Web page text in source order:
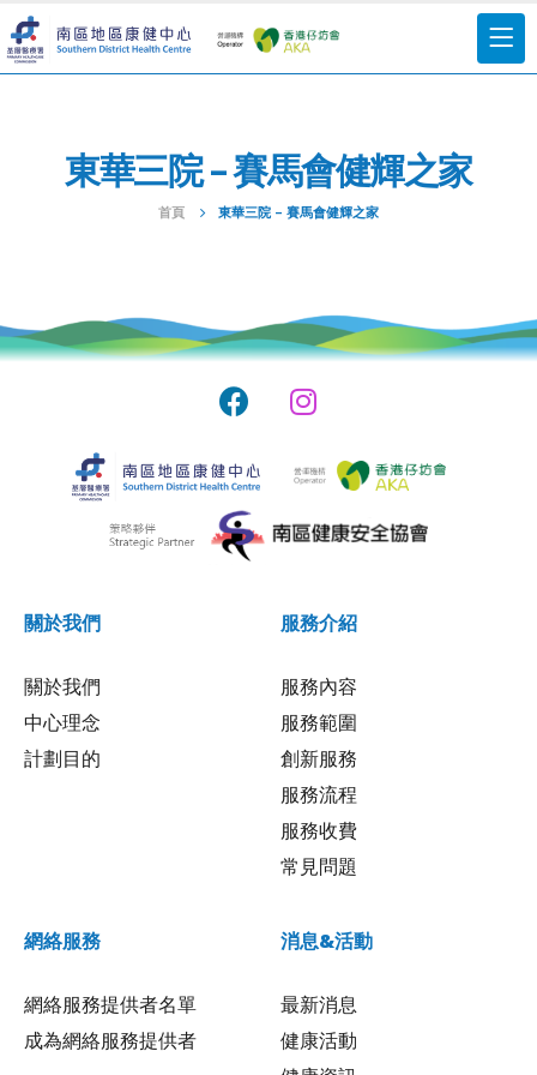
東華三院 – 賽馬會健輝之家
首頁 東華三院 – 賽馬會健輝之家
關於我們
關於我們
中心理念
計劃目的
服務介紹
服務內容
服務範圍
創新服務
服務流程
服務收費
常見問題
網絡服務
網絡服務提供者名單
成為網絡服務提供者
消息&活動
最新消息
健康活動